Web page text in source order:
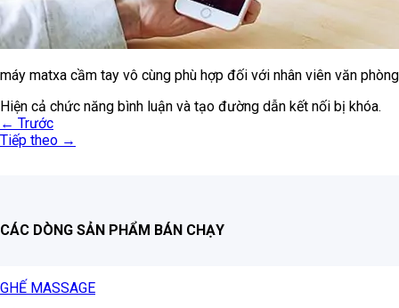
máy matxa cầm tay vô cùng phù hợp đối với nhân viên văn phòng
Hiện cả chức năng bình luận và tạo đường dẫn kết nối bị khóa.
← Trước
Tiếp theo →
CÁC DÒNG SẢN PHẨM BÁN CHẠY
GHẾ MASSAGE